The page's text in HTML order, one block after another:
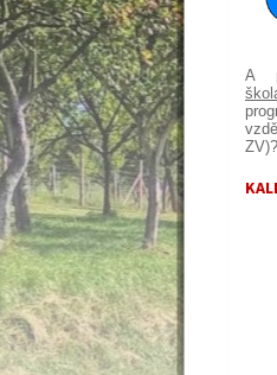
A
ZV)?